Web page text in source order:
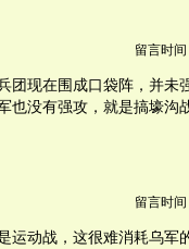
留言时间
团现在围成口袋阵，并未
也没有强攻，就是搞壕沟
留言时间
运动战，这很难消耗乌军